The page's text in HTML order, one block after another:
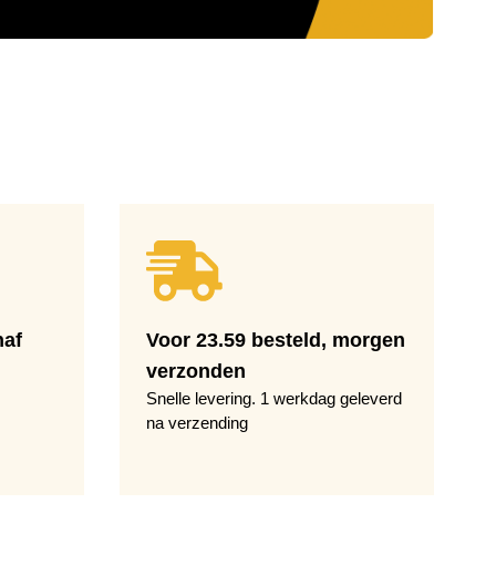
Voor 23.59 besteld, morgen
verzonden
Snelle levering. 1 werkdag geleverd
na verzending